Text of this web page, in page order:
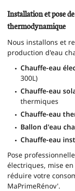
Installation et pose
thermodynamique
Nous installons et
production d'eau
Chauffe-eau
300L)
Chauffe-eau
thermiques
Chauffe-eau
Ballon d'eau
Chauffe-eau
Pose
électriques, mise
réduire votre
MaPrimeRénov'.